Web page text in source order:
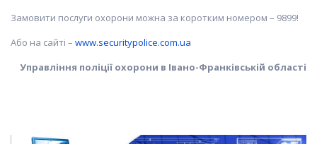
Замовити послуги охорони можна за коротким номером – 9899!
Або на сайті – www.securitypolice.com.uа
Управління поліції охорони в Івано-Франківській області